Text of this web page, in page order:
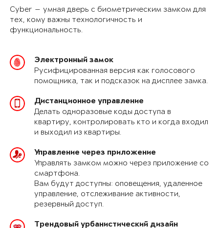
Cyber — умная дверь с биометрическим замком для
тех, кому важны технологичность и
функциональность.
Электронный замок
Русифицированная версия как голосового
помощника, так и подсказок на дисплее замка.
Дистанционное управление
Делать одноразовые коды доступа в
квартиру, контролировать кто и когда входил
и выходил из квартиры.
Управление через приложение
Управлять замком можно через приложение со
смартфона.
Вам будут доступны: оповещения, удаленное
управление, отслеживание активности,
резервный доступ.
Трендовый урбанистический дизайн